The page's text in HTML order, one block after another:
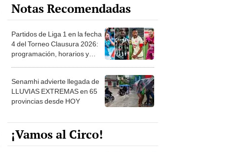
Notas Recomendadas
Partidos de Liga 1 en la fecha
4 del Torneo Clausura 2026:
programación, horarios y
Senamhi advierte llegada de
LLUVIAS EXTREMAS en 65
provincias desde HOY
¡Vamos al Circo!